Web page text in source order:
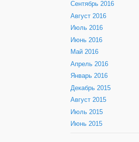
Сентябрь 2016
Август 2016
Июль 2016
Июнь 2016
Май 2016
Апрель 2016
Январь 2016
Декабрь 2015
Август 2015
Июль 2015
Июнь 2015